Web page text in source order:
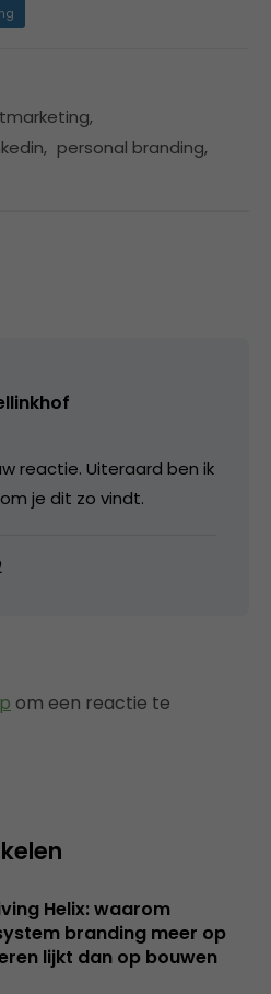
,
, personal branding,
reactie. Uiteraard ben ik
je dit zo vindt.
om een reactie te
Helix: waarom
branding meer op
lijkt dan op bouwen